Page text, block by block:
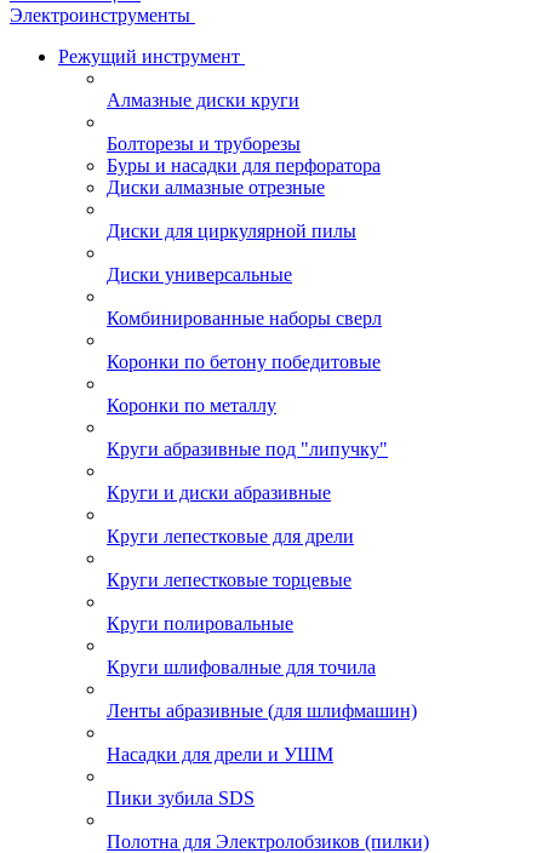
Электроинструменты
Режущий инструмент
Алмазные диски круги
Болторезы и труборезы
Буры и насадки для перфоратора
Диски алмазные отрезные
Диски для циркулярной пилы
Диски универсальные
Комбинированные наборы сверл
Коронки по бетону победитовые
Коронки по металлу
Круги абразивные под "липучку"
Круги и диски абразивные
Круги лепестковые для дрели
Круги лепестковые торцевые
Круги полировальные
Круги шлифовалные для точила
Ленты абразивные (для шлифмашин)
Насадки для дрели и УШМ
Пики зубила SDS
Полотна для Электролобзиков (пилки)